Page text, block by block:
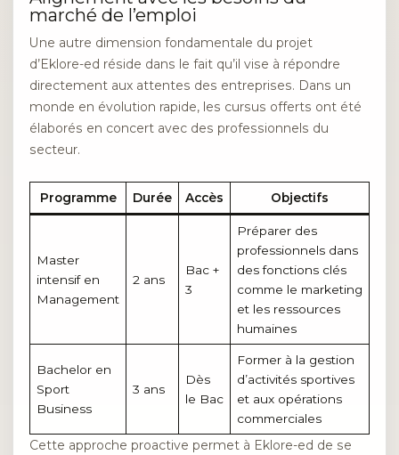
marché de l’emploi
Une autre dimension fondamentale du projet
d’Eklore-ed réside dans le fait qu’il vise à répondre
directement aux attentes des entreprises. Dans un
monde en évolution rapide, les cursus offerts ont été
élaborés en concert avec des professionnels du
secteur.
Programme Durée Accès Objectifs
Master
intensif en
Management
2 ans
Bac +
3
Préparer des
professionnels dans
des fonctions clés
comme le marketing
et les ressources
humaines
Bachelor en
Sport
Business
3 ans
Dès
le Bac
Former à la gestion
d’activités sportives
et aux opérations
commerciales
Cette approche proactive permet à Eklore-ed de se